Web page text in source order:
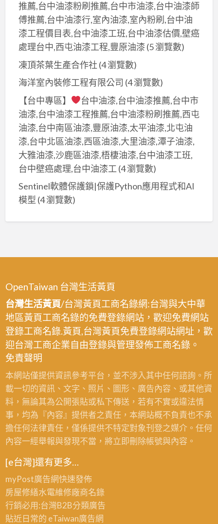
推薦,台中油漆粉刷推薦,台中市油漆,台中油漆師
傅推薦,台中油漆行,室內油漆,室內粉刷,台中油
漆工程價目表,台中油漆工班,台中油漆估價,壁癌
處理台中,西屯油漆工程,豐原油漆(5 瀏覽數)
凍頂茶葉生產合作社 (4 瀏覽數)
海洋室內裝修工程有限公司 (4 瀏覽數)
【台中專區】
台中油漆,台中油漆推薦,台中市
油漆,台中油漆工程推薦,台中油漆粉刷推薦,西屯
油漆,台中南區油漆,豐原油漆,太平油漆,北屯油
漆,台中北區油漆,西區油漆,大里油漆,潭子油漆,
大雅油漆,沙鹿區油漆,梧棲油漆,台中油漆工班,
台中壁癌處理,台中油漆工 (4 瀏覽數)
Sentinel軟體保護鎖|保護Python應用程式和AI
模型 (4 瀏覽數)
OpenTaiwan 台灣生活黃頁
台灣生活黃頁/台灣黃頁工商名錄網:台灣與大中華
地區黃頁工商名錄的免費登錄網站，歡迎免費網站
登錄工商名錄.黃頁,台灣黃頁免費登錄網站網址，歡
迎台灣工商企業自由登錄與管理發佈工商名錄。
免責聲明
本網站僅提供資訊參考平台，並不涉入其中任何諮詢。所
載一切的資訊、文字、照片、圖形、廣告內容、或其他資
料，無論其為公開張貼或私下傳送，若有不實或違法情
事，均為『內容』提供者之責任，本網站概不負責也不承
擔任何法律責任，僅係提供不特定對象刊登之媒介。任何
內容一經舉報與發現不當，將立即刪除帳號與內容。
[e台灣]還有更多…
myPost廣告網快速發佈
房屋修繕水電維修廠商名錄
行銷必用:台灣B2B分類廣告
貼近日常的 eTaiwan廣告網